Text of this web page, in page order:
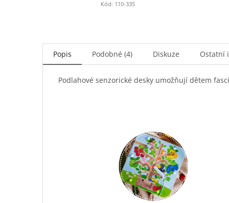
Kód: 110-335
Popis Podobné (4) Diskuze Ostatní
Podlahové senzorické desky umožňují dětem